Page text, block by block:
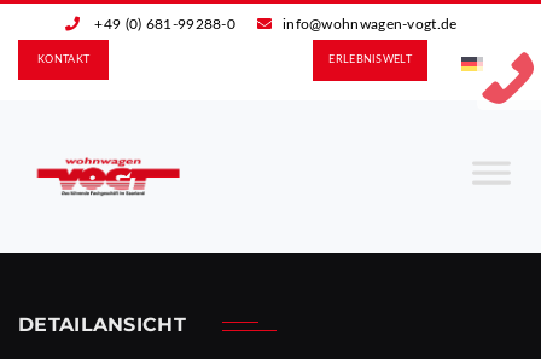
+49 (0) 681-99288-0 info@wohnwagen-vogt.de
ERLEBNIS­WELT
KONTAKT
DETAILANSICHT